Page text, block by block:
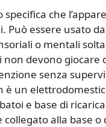
che
Può essere usato
o mentali
non devono giocare
senza
è un
e base di
alla base o